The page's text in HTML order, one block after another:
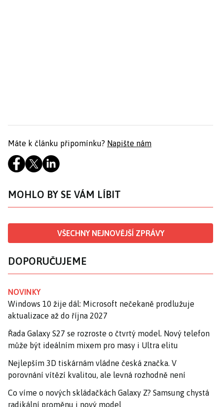
Máte k článku připomínku? Napište nám
MOHLO BY SE VÁM LÍBIT
VŠECHNY NEJNOVĚJŠÍ ZPRÁVY
DOPORUČUJEME
NOVINKY
Windows 10 žije dál: Microsoft nečekaně prodlužuje
aktualizace až do října 2027
Řada Galaxy S27 se rozroste o čtvrtý model. Nový telefon
může být ideálním mixem pro masy i Ultra elitu
Nejlepším 3D tiskárnám vládne česká značka. V
porovnání vítězí kvalitou, ale levná rozhodně není
Co víme o nových skládačkách Galaxy Z? Samsung chystá
radikální proměnu i nový model